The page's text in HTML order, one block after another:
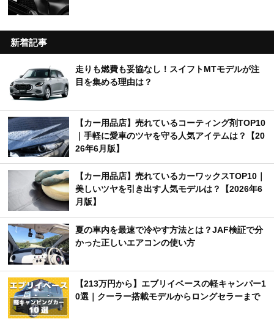
新着記事
走りも燃費も妥協なし！スイフトMTモデルが注
目を集める理由は？
【カー用品店】売れているコーティング剤TOP10
｜手軽に愛車のツヤを守る人気アイテムは？【20
26年6月版】
【カー用品店】売れているカーワックスTOP10｜
美しいツヤを引き出す人気モデルは？【2026年6
月版】
夏の車内を最速で冷やす方法とは？JAF検証で分
かった正しいエアコンの使い方
【213万円から】エブリイベースの軽キャンパー1
0選｜クーラー搭載モデルからロングセラーまで